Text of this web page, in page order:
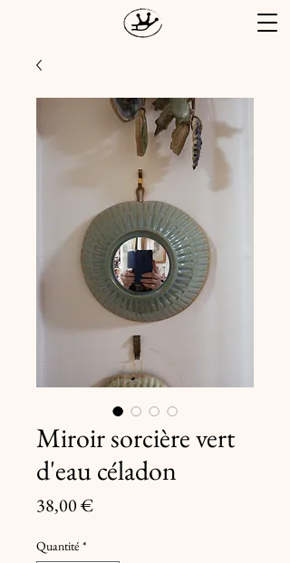
Miroir sorcière vert
d'eau céladon
38,00 €Prix
Quantité *